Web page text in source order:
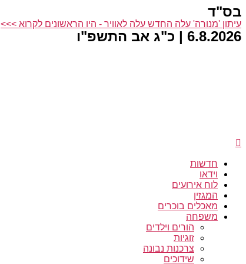
דלג
לתוכן
בס"ד
עיתון 'מנורה' עלה החדש עלה לאוויר - היו הראשונים לקרוא >>>
6.8.2026 | כ"ג אב התשפ"ו
חדשות
וידאו
לוח אירועים
המגזין
מאכלים בוכרים
משפחה
הורים וילדים
זוגיות
צרכנות נבונה
שידוכים